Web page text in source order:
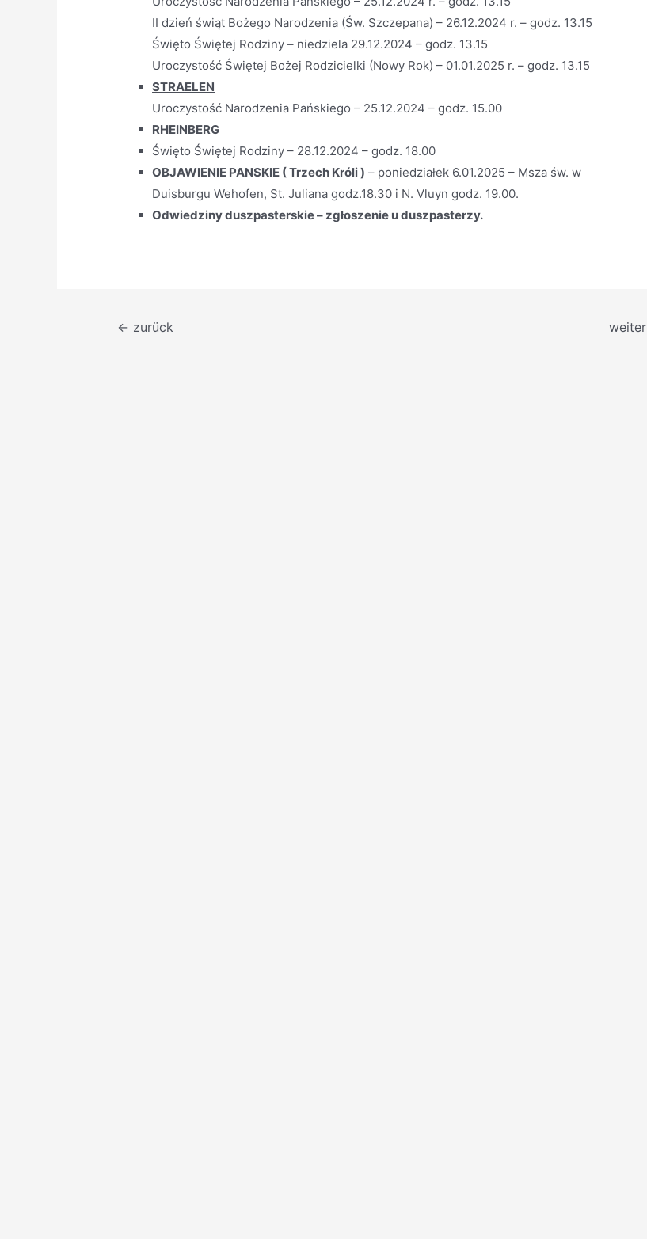
II dzień świąt Bożego Narodzenia (Św. Szczepana) – 26.12.2024 r. – godz. 13.15
Święto Świętej Rodziny – niedziela 29.12.2024 – godz. 13.15
Uroczystość Świętej Bożej Rodzicielki (Nowy Rok) – 01.01.2025 r. – godz. 13.15
STRAELEN
Uroczystość Narodzenia Pańskiego – 25.12.2024 – godz. 15.00
RHEINBERG
Święto Świętej Rodziny – 28.12.2024 – godz. 18.00
OBJAWIENIE PANSKIE ( Trzech Króli ) – poniedziałek 6.01.2025 – Msza św. w
Duisburgu Wehofen, St. Juliana godz.18.30 i N. Vluyn godz. 19.00.
Odwiedziny duszpasterskie – zgłoszenie u duszpasterzy.
Beitragsnavigation
← zurück weiter